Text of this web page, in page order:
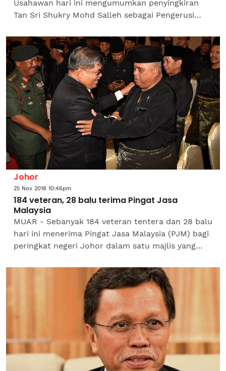
Usahawan hari ini mengumumkan penyingkiran
Tan Sri Shukry Mohd Salleh sebagai Pengerusi
(Bank Rakyat) berkuat kuasa...
Johor
25 Nov 2018 10:46pm
184 veteran, 28 balu terima Pingat Jasa
Malaysia
MUAR - Sebanyak 184 veteran tentera dan 28 balu
hari ini menerima Pingat Jasa Malaysia (PJM) bagi
peringkat negeri Johor dalam satu majlis yang
ini.Menteri...